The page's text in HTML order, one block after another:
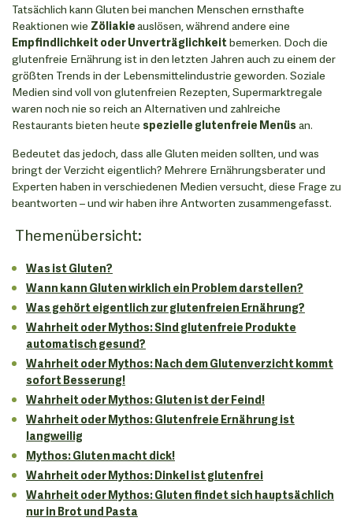
Tatsächlich kann Gluten bei manchen Menschen ernsthafte
Reaktionen wie Zöliakieauslösen, während andere eine
Empfindlichkeit oder Unverträglichkeitbemerken. Doch die
glutenfreie Ernährung ist in den letzten Jahren auch zu einem der
größten Trends in der Lebensmittelindustrie geworden. Soziale
Medien sind voll von glutenfreien Rezepten, Supermarktregale
waren noch nie so reich an Alternativen und zahlreiche
Restaurants bieten heute spezielle glutenfreie Menüsan.
Bedeutet das jedoch, dass alle Gluten meiden sollten, und was
bringt der Verzicht eigentlich? Mehrere Ernährungsberater und
Experten haben in verschiedenen Medien versucht, diese Frage zu
beantworten – und wir haben ihre Antworten zusammengefasst.
Themenübersicht:
Was ist Gluten?
Wann kann Gluten wirklich ein Problem darstellen?
Was gehört eigentlich zur glutenfreien Ernährung?
Wahrheit oder Mythos: Sind glutenfreie Produkte
automatisch gesund?
Wahrheit oder Mythos: Nach dem Glutenverzicht kommt
sofort Besserung!
Wahrheit oder Mythos: Gluten ist der Feind!
Wahrheit oder Mythos: Glutenfreie Ernährung ist
langweilig
Mythos: Gluten macht dick!
Wahrheit oder Mythos: Dinkel ist glutenfrei
Wahrheit oder Mythos: Gluten findet sich hauptsächlich
nur in Brot und Pasta